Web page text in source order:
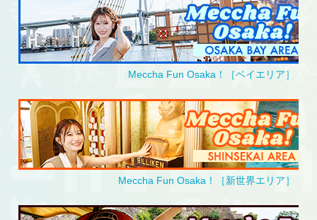
レゴランド®・ディスカバリー・センター大阪
09/05～09/06、09/12～09/13、09/19～09/23、
09/26～09/27開館(無料対象外)します。
Meccha Fun Osaka！［ベイエリア］
Meccha Fun Osaka！［新世界エリア］